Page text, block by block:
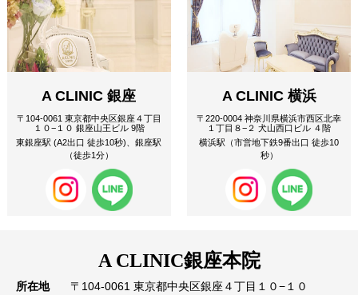
A CLINIC 銀座
〒104-0061 東京都中央区銀座４丁目
１０−１０ 銀座山王ビル 9階
東銀座駅 (A2出口 徒歩10秒)、銀座駅
（徒歩1分）
A CLINIC 横浜
〒220-0004 神奈川県横浜市西区北幸
１丁目８−２ 犬山西口ビル ４階
横浜駅（市営地下鉄9番出口 徒歩10
秒）
A CLINIC銀座本院
所在地
〒104-0061 東京都中央区銀座４丁目１０−１０